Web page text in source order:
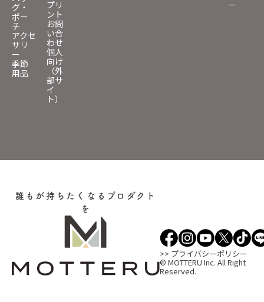
グ・
ポー
チ
アクセ
サリ
ー
季節
用品
プリ
ント
お問
い合
わせ
個人
向け
（外
部サ
イ
ト）
ー
誰もが持ちたくなるプロダクト
を
>> プライバシーポリシー
© MOTTERU Inc. All Right
Reserved.